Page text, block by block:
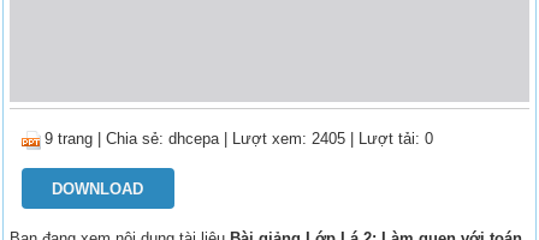
9 trang |Chia sẻ:dhcepa| Lượt xem: 2405 | Lượt tải: 0
DOWNLOAD